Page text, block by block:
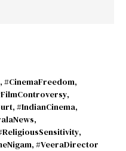
, #CinemaFreedom,
,
, #IndianCinema,
,
,
, #VeeraDirector